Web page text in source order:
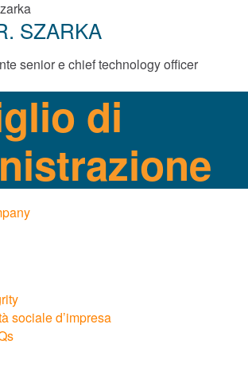
Thrust Bearings
per la manutenzione e l’installazione
Freni e frizioni
Catene e coclee
di ingranaggi e trasmissione
SZARKA
senior e chief technology officer
di
sociale d’impresa